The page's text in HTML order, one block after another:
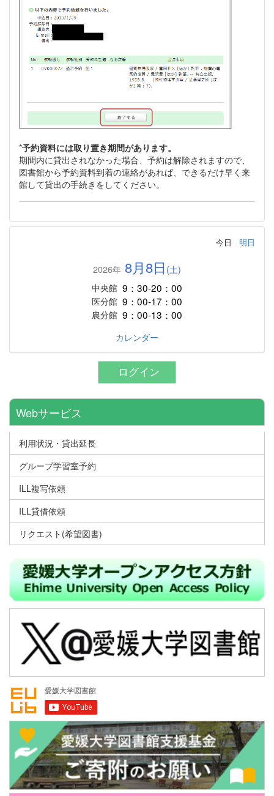
*予約資料には取り置き期間があります。
期間内に貸出されなかった場合、予約は解除されますので、
図書館から予約資料到着の連絡があれば、できるだけ早く来
館して貸出の手続きをしてください。
今日 明日
2026年 8月8日 (土)
中央館 9：30-20：00
医分館 9：00-17：00
農分館 9：00-13：00
カレンダー
ログイン
Webサービス
利用状況・貸出延長
グループ学習室予約
ILL複写依頼
ILL貸借依頼
リクエスト(希望図書)